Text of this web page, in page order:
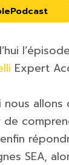
Expert
nous allons
de
SEA,